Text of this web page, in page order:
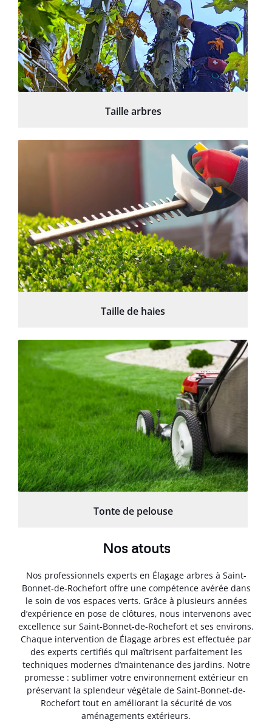
Taille arbres
Taille de haies
Tonte de pelouse
Nos atouts
Nos professionnels experts en Élagage arbres à Saint-
Bonnet-de-Rochefort offre une compétence avérée dans
le soin de vos espaces verts. Grâce à plusieurs années
d’expérience en pose de clôtures, nous intervenons avec
excellence sur Saint-Bonnet-de-Rochefort et ses environs.
Chaque intervention de Élagage arbres est effectuée par
des experts certifiés qui maîtrisent parfaitement les
techniques modernes d’maintenance des jardins. Notre
promesse : sublimer votre environnement extérieur en
préservant la splendeur végétale de Saint-Bonnet-de-
Rochefort tout en améliorant la sécurité de vos
aménagements extérieurs.